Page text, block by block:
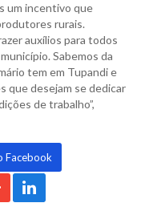
um incentivo que
rurais.
auxílios para todos
Sabemos da
tem em Tupandi e
que desejam se dedicar
de trabalho”,
Facebook